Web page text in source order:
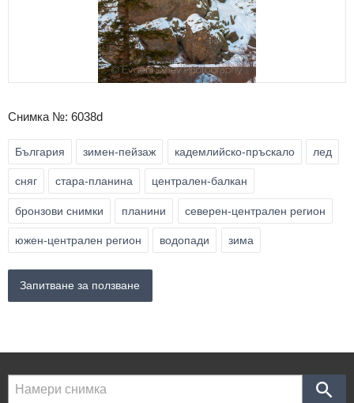
Снимка №: 6038d
България зимен-пейзаж кадемлийско-пръскало лед
сняг стара-планина централен-балкан
бронзови снимки планини северен-централен регион
южен-централен регион водопади зима
Запитване за ползване